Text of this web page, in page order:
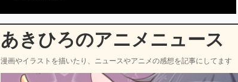
あきひろのアニメニュース
漫画やイラストを描いたり、ニュースやアニメの感想を記事にしてます